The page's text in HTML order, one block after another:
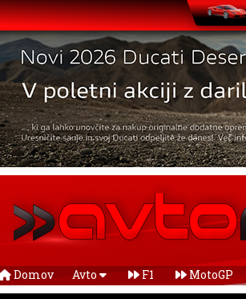
Domov Avto F1 MotoGP